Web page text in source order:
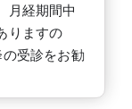
月経期間中
りますの
受診をお勧